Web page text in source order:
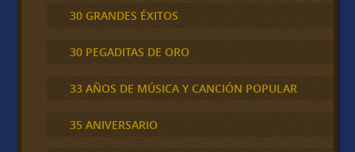
30 GRANDES ÉXITOS
30 PEGADITAS DE ORO
33 AÑOS DE MÚSICA Y CANCIÓN POPULAR
35 ANIVERSARIO